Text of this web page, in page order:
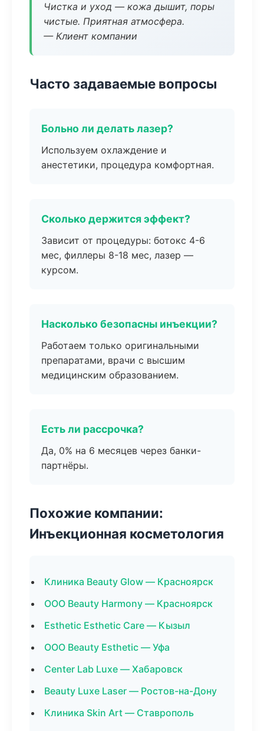
Чистка и уход — кожа дышит, поры
чистые. Приятная атмосфера.
— Клиент компании
Часто задаваемые вопросы
Больно ли делать лазер?
Используем охлаждение и
анестетики, процедура комфортная.
Сколько держится эффект?
Зависит от процедуры: ботокс 4-6
мес, филлеры 8-18 мес, лазер —
курсом.
Насколько безопасны инъекции?
Работаем только оригинальными
препаратами, врачи с высшим
медицинским образованием.
Есть ли рассрочка?
Да, 0% на 6 месяцев через банки-
партнёры.
Похожие компании:
Инъекционная косметология
Клиника Beauty Glow — Красноярск
ООО Beauty Harmony — Красноярск
Esthetic Esthetic Care — Кызыл
ООО Beauty Esthetic — Уфа
Center Lab Luxe — Хабаровск
Beauty Luxe Laser — Ростов-на-Дону
Клиника Skin Art — Ставрополь